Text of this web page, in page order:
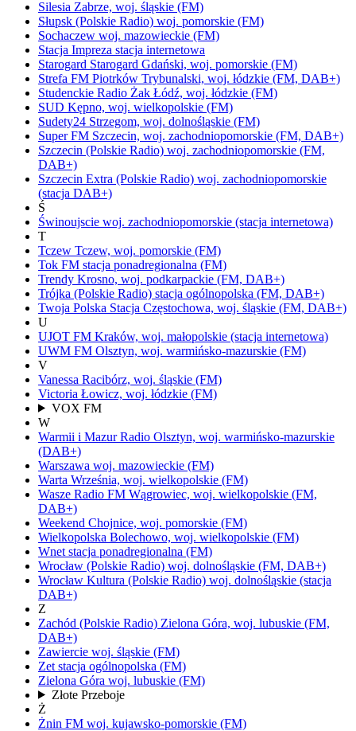
Silesia Zabrze, woj. śląskie (FM)
Słupsk (Polskie Radio) woj. pomorskie (FM)
Sochaczew woj. mazowieckie (FM)
Stacja Impreza stacja internetowa
Starogard Starogard Gdański, woj. pomorskie (FM)
Strefa FM Piotrków Trybunalski, woj. łódzkie (FM, DAB+)
Studenckie Radio Żak Łódź, woj. łódzkie (FM)
SUD Kępno, woj. wielkopolskie (FM)
Sudety24 Strzegom, woj. dolnośląskie (FM)
Super FM Szczecin, woj. zachodniopomorskie (FM, DAB+)
Szczecin (Polskie Radio) woj. zachodniopomorskie (FM,
DAB+)
Szczecin Extra (Polskie Radio) woj. zachodniopomorskie
(stacja DAB+)
Ś
Świnoujscie woj. zachodniopomorskie (stacja internetowa)
T
Tczew Tczew, woj. pomorskie (FM)
Tok FM stacja ponadregionalna (FM)
Trendy Krosno, woj. podkarpackie (FM, DAB+)
Trójka (Polskie Radio) stacja ogólnopolska (FM, DAB+)
Twoja Polska Stacja Częstochowa, woj. śląskie (FM, DAB+)
U
UJOT FM Kraków, woj. małopolskie (stacja internetowa)
UWM FM Olsztyn, woj. warmińsko-mazurskie (FM)
V
Vanessa Racibórz, woj. śląskie (FM)
Victoria Łowicz, woj. łódzkie (FM)
VOX FM
W
Warmii i Mazur Radio Olsztyn, woj. warmińsko-mazurskie
(DAB+)
Warszawa woj. mazowieckie (FM)
Warta Września, woj. wielkopolskie (FM)
Wasze Radio FM Wągrowiec, woj. wielkopolskie (FM,
DAB+)
Weekend Chojnice, woj. pomorskie (FM)
Wielkopolska Bolechowo, woj. wielkopolskie (FM)
Wnet stacja ponadregionalna (FM)
Wrocław (Polskie Radio) woj. dolnośląskie (FM, DAB+)
Wrocław Kultura (Polskie Radio) woj. dolnośląskie (stacja
DAB+)
Z
Zachód (Polskie Radio) Zielona Góra, woj. lubuskie (FM,
DAB+)
Zawiercie woj. śląskie (FM)
Zet stacja ogólnopolska (FM)
Zielona Góra woj. lubuskie (FM)
Złote Przeboje
Ż
Żnin FM woj. kujawsko-pomorskie (FM)